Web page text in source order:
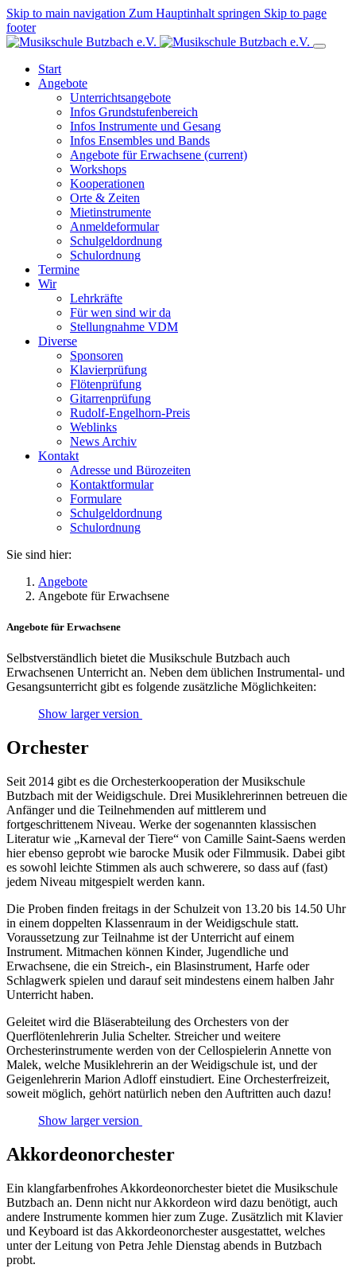
Skip to main navigation Zum Hauptinhalt springen Skip to page
footer
Start
Angebote
Unterrichtsangebote
Infos Grundstufenbereich
Infos Instrumente und Gesang
Infos Ensembles und Bands
Angebote für Erwachsene (current)
Workshops
Kooperationen
Orte & Zeiten
Mietinstrumente
Anmeldeformular
Schulgeldordnung
Schulordnung
Termine
Wir
Lehrkräfte
Für wen sind wir da
Stellungnahme VDM
Diverse
Sponsoren
Klavierprüfung
Flötenprüfung
Gitarrenprüfung
Rudolf-Engelhorn-Preis
Weblinks
News Archiv
Kontakt
Adresse und Bürozeiten
Kontaktformular
Formulare
Schulgeldordnung
Schulordnung
Sie sind hier:
Angebote
Angebote für Erwachsene
Angebote für Erwachsene
Selbstverständlich bietet die Musikschule Butzbach auch
Erwachsenen Unterricht an. Neben dem üblichen Instrumental- und
Gesangsunterricht gibt es folgende zusätzliche Möglichkeiten:
Show larger version
Orchester
Seit 2014 gibt es die Orchesterkooperation der Musikschule
Butzbach mit der Weidigschule. Drei Musiklehrerinnen betreuen die
Anfänger und die Teilnehmenden auf mittlerem und
fortgeschrittenem Niveau. Werke der sogenannten klassischen
Literatur wie „Karneval der Tiere“ von Camille Saint-Saens werden
hier ebenso geprobt wie barocke Musik oder Filmmusik. Dabei gibt
es sowohl leichte Stimmen als auch schwerere, so dass auf (fast)
jedem Niveau mitgespielt werden kann.
Die Proben finden freitags in der Schulzeit von 13.20 bis 14.50 Uhr
in einem doppelten Klassenraum in der Weidigschule statt.
Voraussetzung zur Teilnahme ist der Unterricht auf einem
Instrument. Mitmachen können Kinder, Jugendliche und
Erwachsene, die ein Streich-, ein Blasinstrument, Harfe oder
Schlagwerk spielen und darauf seit mindestens einem halben Jahr
Unterricht haben.
Geleitet wird die Bläserabteilung des Orchesters von der
Querflötenlehrerin Julia Schelter. Streicher und weitere
Orchesterinstrumente werden von der Cellospielerin Annette von
Malek, welche Musiklehrerin an der Weidigschule ist, und der
Geigenlehrerin Marion Adloff einstudiert. Eine Orchesterfreizeit,
soweit möglich, gehört natürlich neben den Auftritten auch dazu!
Show larger version
Akkordeonorchester
Ein klangfarbenfrohes Akkordeonorchester bietet die Musikschule
Butzbach an. Denn nicht nur Akkordeon wird dazu benötigt, auch
andere Instrumente kommen hier zum Zuge. Zusätzlich mit Klavier
und Keyboard ist das Akkordeonorchester ausgestattet, welches
unter der Leitung von Petra Jehle Dienstag abends in Butzbach
probt.